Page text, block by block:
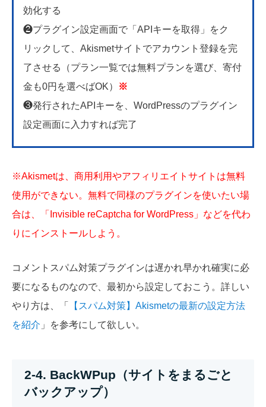
効化する
❷プラグイン設定画面で「APIキーを取得」をク
リックして、Akismetサイトでアカウント登録を完
了させる（プラン一覧では無料プランを選び、寄付
金も0円を選べばOK）
※
❸発行されたAPIキーを、WordPressのプラグイン
設定画面に入力すれば完了
※Akismetは、商用利用やアフィリエイトサイトは無料
使用ができない。無料で同様のプラグインを使いたい場
合は、「
Invisible reCaptcha for WordPress 」などを代わ
りにインストールしよう。
コメントスパム対策プラグインは遅かれ早かれ確実に必
要になるものなので、最初から設定しておこう。詳しい
やり方は、「
【スパム対策】Akismetの最新の設定方法
を紹介 」を参考にして欲しい。
2-4. BackWPup（サイトをまるごと
バックアップ）